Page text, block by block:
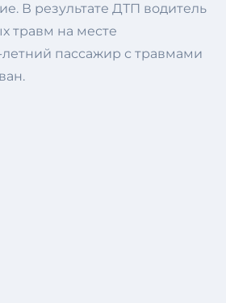
В результате ДТП водитель
травм на месте
пассажир с травмами